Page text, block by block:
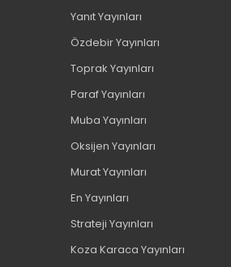
Yanıt Yayınları
Özdebir Yayınları
Toprak Yayınları
Paraf Yayınları
Muba Yayınları
Oksijen Yayınları
Murat Yayınları
En Yayınları
Strateji Yayınları
Koza Karaca Yayınları